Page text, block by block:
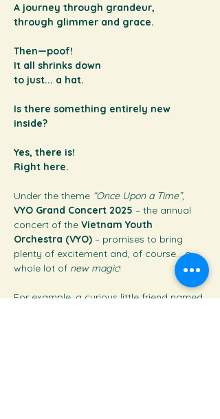
A journey through grandeur,
through glimmer and grace.
Then—poof!
It all shrinks down
to just... a hat.
Is there something entirely new
inside?
Yes, there is!
Right here.
Under the theme “Once Upon a Time”,
VYO Grand Concert 2025 – the annual
concert of the Vietnam Youth
Orchestra (VYO) – promises to bring
plenty of excitement and, of course… a
whole lot of new magic!
For example, a curious little friend named